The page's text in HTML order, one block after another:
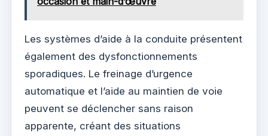
Les systèmes d’aide à la conduite présentent
également des dysfonctionnements
sporadiques. Le freinage d’urgence
automatique et l’aide au maintien de voie
peuvent se déclencher sans raison
apparente, créant des situations